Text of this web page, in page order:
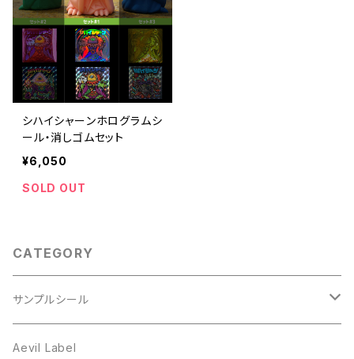
シハイシャーンホログラムシ
ール・消しゴムセット
¥6,050
SOLD OUT
CATEGORY
サンプルシール
プリズム
Aevil Label